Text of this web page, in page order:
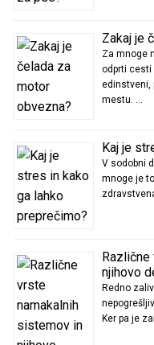
Zakaj je
Za mnoge
odprti cesti
edinstveni,
mestu. …
Kaj je
V sodobni
mnoge je
njihovo
Redno
Ker pa je